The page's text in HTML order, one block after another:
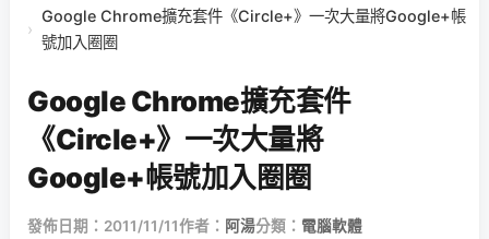
›
Google Chrome擴充套件《Circle+》一次大量將Google+帳
號加入圈圈
Google Chrome擴充套件
《Circle+》一次大量將
Google+帳號加入圈圈
發佈日期：2011/11/11作者： 阿湯分類： 電腦軟體